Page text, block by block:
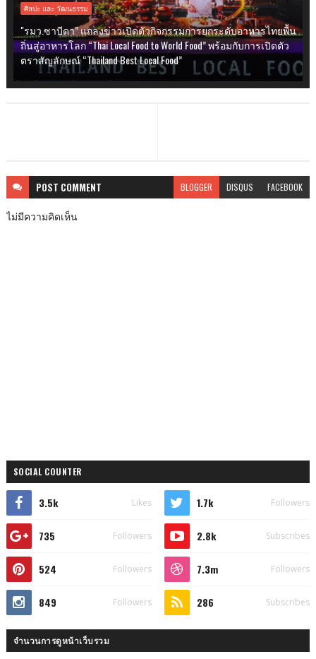
ศิลปะ และ วัฒนธรรม
"รมว.ซาบีดา” แถลงข่าวเปิดตัวกิจกรรมการยกระดับอาหารไทยพื้น
ถิ่นสู่อาหารโลก “Thai Local Food to World Food” พร้อมกับการเปิดตัว
ตราสัญลักษณ์ “Thailand Best Local Food”
POST COMMENT BLOGGER DISQUS FACEBOOK
ไม่มีความคิดเห็น
SOCIAL COUNTER
3.5k Likes 1.7k Followers
735 Followers 2.8k Subscribes
524 Followers 7.3m Followers
849 Followers 286 Subscribes
จำนวนการดูหน้าเว็บรวม